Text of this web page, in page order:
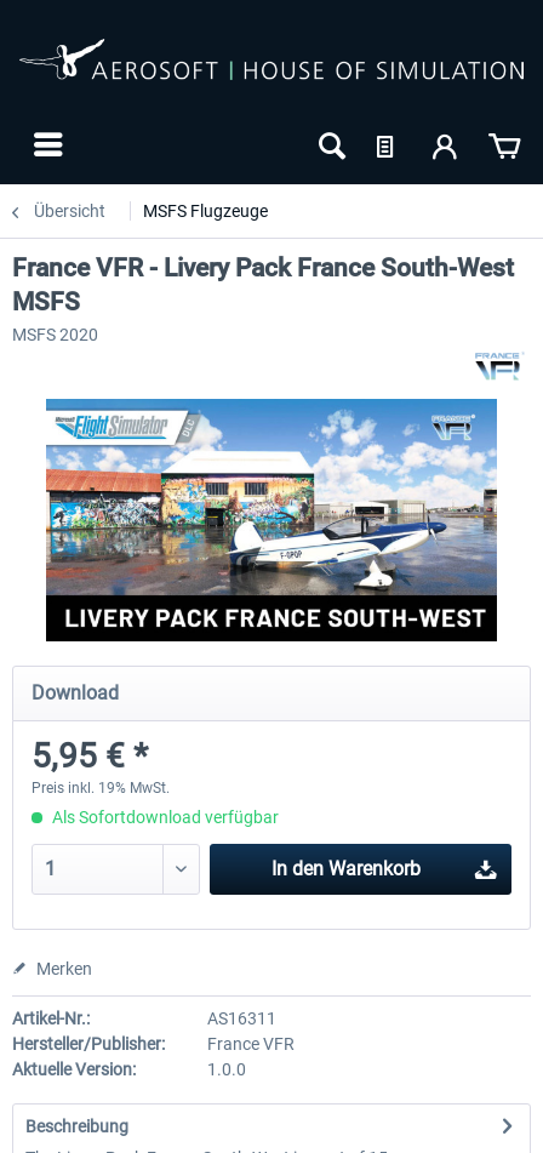
Übersicht MSFS Flugzeuge
FlightSim Studio - E-Jets 170/175 Aerosoft Aircraft A340-
France VFR - Livery Pack France South-West
MSFS
MSFS 2020
Download
5,95 € *
Preis inkl. 19% MwSt.
Als Sofortdownload verfügbar
In den Warenkorb
Merken
Artikel-Nr.:
AS16311
Hersteller/Publisher:
France VFR
Aktuelle Version:
1.0.0
Beschreibung